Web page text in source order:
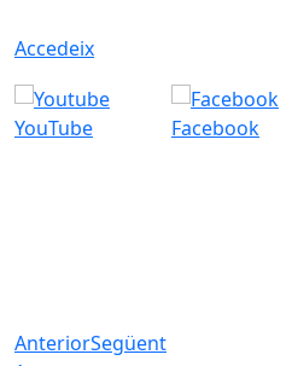
Accedeix
YouTube Facebook
AnteriorSegüent